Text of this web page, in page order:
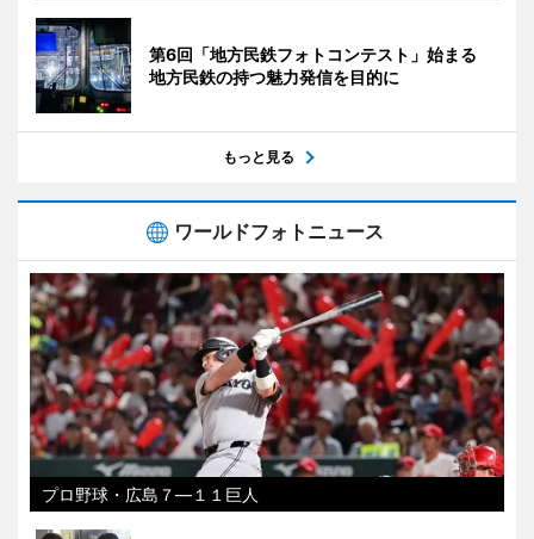
第6回「地方民鉄フォトコンテスト」始まる
地方民鉄の持つ魅力発信を目的に
もっと見る
ワールドフォトニュース
プロ野球・広島７―１１巨人